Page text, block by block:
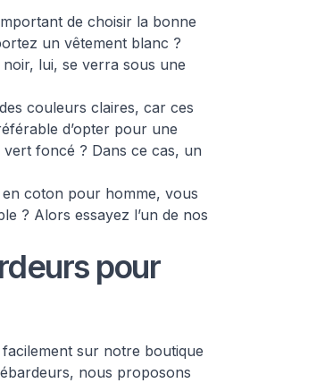
de choisir la bonne
un vêtement blanc ?
lui, se verra sous une
couleurs claires, car ces
d’opter pour une
foncé ? Dans ce cas, un
coton pour homme, vous
? Alors essayez l’un de nos
pour
sur notre boutique
nous proposons